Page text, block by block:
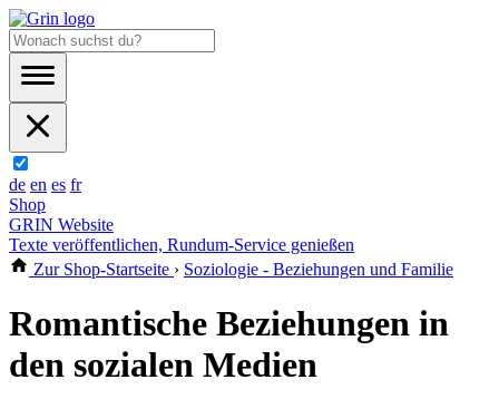
de en es fr
Shop
GRIN Website
Texte veröffentlichen, Rundum-Service genießen
Zur Shop-Startseite › Soziologie - Beziehungen und Familie
Romantische Beziehungen in
den sozialen Medien